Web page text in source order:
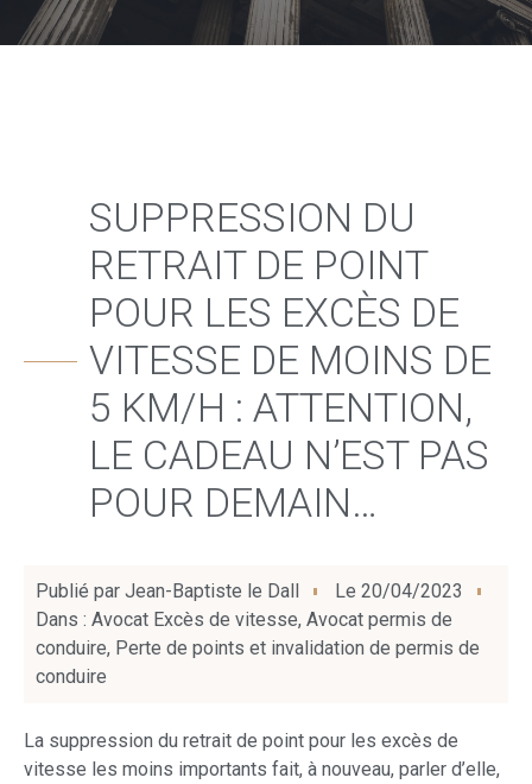
SUPPRESSION DU
RETRAIT DE POINT
POUR LES EXCÈS DE
VITESSE DE MOINS DE
5 KM/H : ATTENTION,
LE CADEAU N’EST PAS
POUR DEMAIN…
Publié par Jean-Baptiste le Dall Le 20/04/2023
Dans : Avocat Excès de vitesse, Avocat permis de
conduire, Perte de points et invalidation de permis de
conduire
La suppression du retrait de point pour les excès de
vitesse les moins importants fait, à nouveau, parler d’elle,